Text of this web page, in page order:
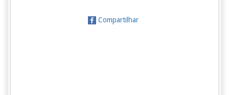
Compartilhar